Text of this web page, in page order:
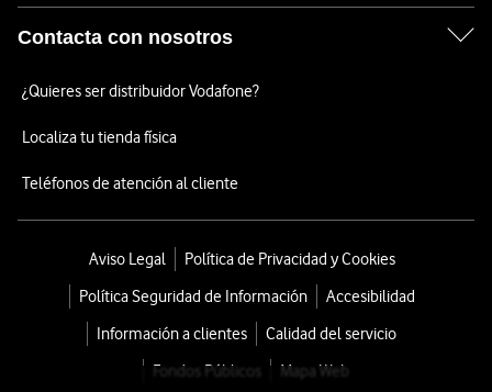
Contacta con nosotros
¿Quieres ser distribuidor Vodafone?
Localiza tu tienda física
Teléfonos de atención al cliente
Aviso Legal
Política de Privacidad y Cookies
Política Seguridad de Información
Accesibilidad
Información a clientes
Calidad del servicio
Fondos Públicos
Mapa Web